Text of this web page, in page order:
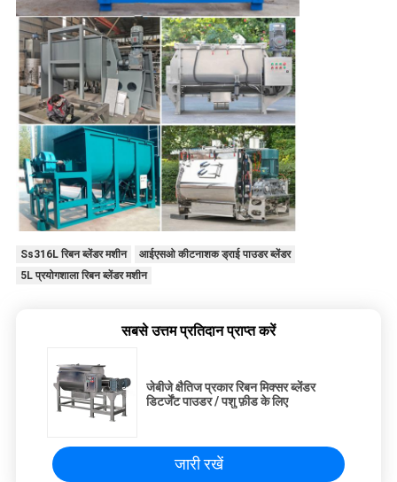
Ss316L रिबन ब्लेंडर मशीन
आईएसओ कीटनाशक ड्राई पाउडर ब्लेंडर
5L प्रयोगशाला रिबन ब्लेंडर मशीन
सबसे उत्तम प्रतिदान प्राप्त करें
जेबीजे क्षैतिज प्रकार रिबन मिक्सर ब्लेंडर
डिटर्जेंट पाउडर / पशु फ़ीड के लिए
जारी रखें